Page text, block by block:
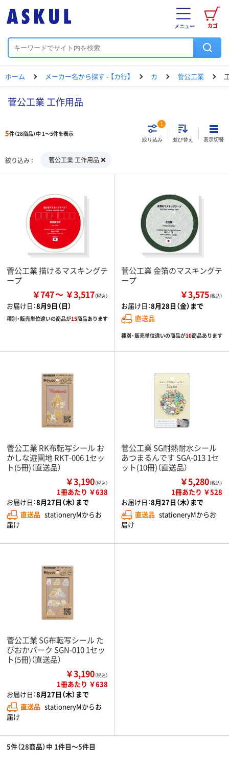
カゴ
メニュー
ホーム メーカー名から探す - 【カ行】 カ 菅公工業
菅公工業 工作用品
5件（28商品）中 1～5件を表示
絞り込み
1
並び替え 表示切替
絞り込み 菅公工業 工作用品
菅公工業 描けるマスキングテ
ープ
￥747 ￥3,517
お届け日：8月9日（日）
種別・販売単位違いの商品が15商品あります
菅公工業 金箔のマスキングテ
ープ
￥3,575（税込）
お届け日：8月28日（金）まで
直送品
種別・販売単位違いの商品が10商品あります
菅公工業 RK布転写シール お
かしな遊園地 RKT-006 1セッ
ト(5冊)（直送品）
￥3,190（税込）
1冊あたり ￥638
お届け日：8月27日（木）まで
直送品 stationeryMからお
届け
菅公工業 SG耐熱耐水シール
あつまるんです SGA-013 1セ
ット(10冊)（直送品）
￥5,280（税込）
1冊あたり ￥528
お届け日：8月27日（木）まで
直送品 stationeryMからお
届け
菅公工業 SG布転写シール た
ぴおかパーク SGN-010 1セッ
ト(5冊)（直送品）
￥3,190（税込）
1冊あたり ￥638
お届け日：8月27日（木）まで
直送品 stationeryMからお
届け
5件（28商品）中 1件目～5件目